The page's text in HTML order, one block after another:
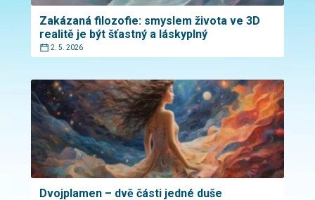
Zakázaná filozofie: smyslem života ve 3D
realitě je být šťastný a láskyplný
2. 5. 2026
Dvojplamen – dvě části jedné duše